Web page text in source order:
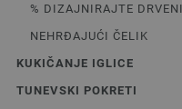
% DIZAJNIRAJTE
NEHRĐAJUĆI ČELIK
KUKIČANJE IGLICE
TUNEVSKI POKRETI